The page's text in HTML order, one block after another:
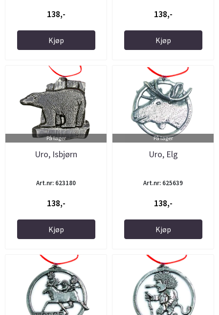
138,-
Kjøp
138,-
Kjøp
På lager
Uro, Isbjørn
Art.nr: 623180
138,-
Kjøp
På lager
Uro, Elg
Art.nr: 625639
138,-
Kjøp